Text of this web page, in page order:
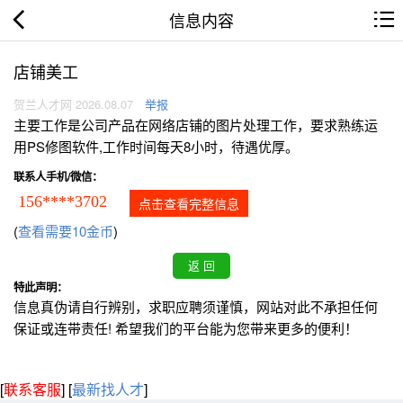
信息内容
店铺美工
贺兰人才网 2026.08.07 举报
主要工作是公司产品在网络店铺的图片处理工作，要求熟练运
用PS修图软件,工作时间每天8小时，待遇优厚。
联系人手机/微信：
156****3702 点击查看完整信息
(查看需要10金币)
特此声明：
信息真伪请自行辨别，求职应聘须谨慎，网站对此不承担任何
保证或连带责任! 希望我们的平台能为您带来更多的便利！
[联系客服] [最新找人才]